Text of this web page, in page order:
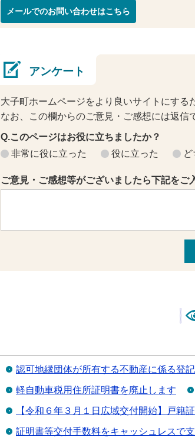
メールでのお問い合わせはこちら
アンケート
大子町ホームページをより良いサイトにす
なお、この欄からのご意見・ご感想には返信
Q.このページはお役に立ちましたか？
非常に役に立った
役に立った
ご意見・ご感想等がございましたら下記をご
認可地縁団体が所有する不動産に係る登
軽自動車税用住所証明書を廃止します
【令和６年３月１日広域交付開始】戸籍
証明書等交付手数料をキャッシュレスで